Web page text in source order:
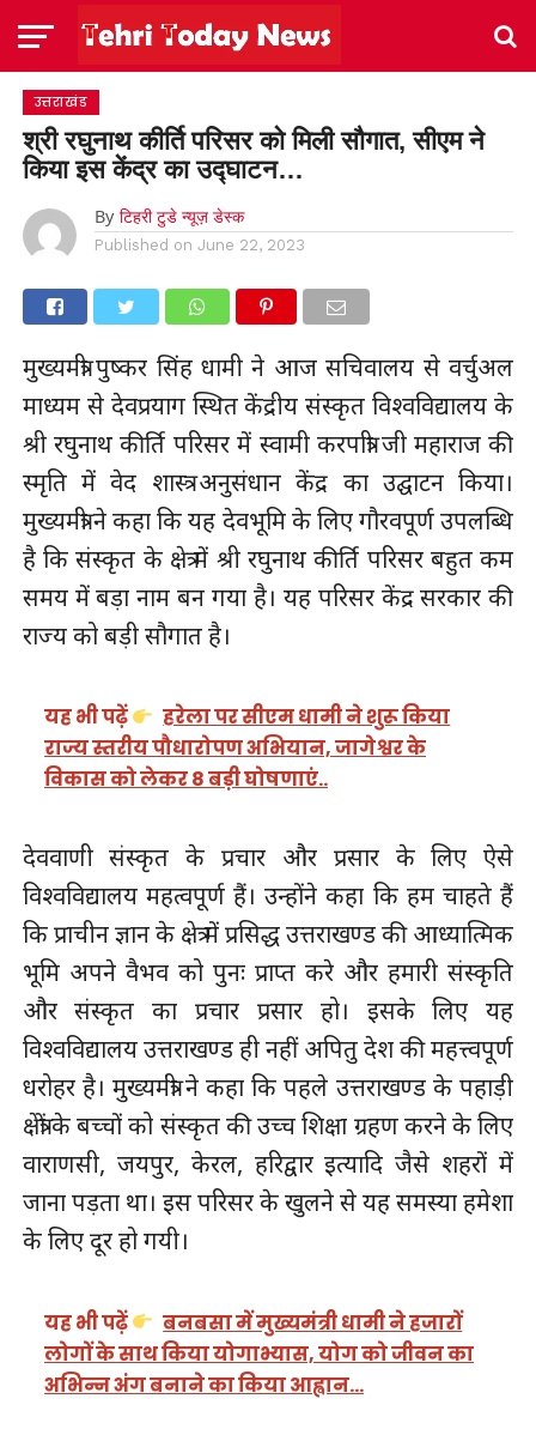
उत्तराखंड
श्री रघुनाथ कीर्ति परिसर को मिली सौगात, सीएम ने
किया इस केंद्र का उद्घाटन…
By टिहरी टुडे न्यूज़ डेस्क
Published on June 22, 2023
मुख्यमंत्री पुष्कर सिंह धामी ने आज सचिवालय से वर्चुअल
माध्यम से देवप्रयाग स्थित केंद्रीय संस्कृत विश्वविद्यालय के
श्री रघुनाथ कीर्ति परिसर में स्वामी करपात्री जी महाराज की
स्मृति में वेद शास्त्र अनुसंधान केंद्र का उद्घाटन किया।
मुख्यमंत्री ने कहा कि यह देवभूमि के लिए गौरवपूर्ण उपलब्धि
है कि संस्कृत के क्षेत्र में श्री रघुनाथ कीर्ति परिसर बहुत कम
समय में बड़ा नाम बन गया है। यह परिसर केंद्र सरकार की
राज्य को बड़ी सौगात है।
यह भी पढ़ें
हरेला पर सीएम धामी ने शुरू किया
राज्य स्तरीय पौधारोपण अभियान, जागेश्वर के
विकास को लेकर 8 बड़ी घोषणाएं..
देववाणी संस्कृत के प्रचार और प्रसार के लिए ऐसे
विश्वविद्यालय महत्वपूर्ण हैं। उन्होंने कहा कि हम चाहते हैं
कि प्राचीन ज्ञान के क्षेत्र में प्रसिद्ध उत्तराखण्ड की आध्यात्मिक
भूमि अपने वैभव को पुनः प्राप्त करे और हमारी संस्कृति
और संस्कृत का प्रचार प्रसार हो। इसके लिए यह
विश्वविद्यालय उत्तराखण्ड ही नहीं अपितु देश की महत्त्वपूर्ण
धरोहर है। मुख्यमंत्री ने कहा कि पहले उत्तराखण्ड के पहाड़ी
क्षेत्रों के बच्चों को संस्कृत की उच्च शिक्षा ग्रहण करने के लिए
वाराणसी, जयपुर, केरल, हरिद्वार इत्यादि जैसे शहरों में
जाना पड़ता था। इस परिसर के खुलने से यह समस्या हमेशा
के लिए दूर हो गयी।
यह भी पढ़ें
बनबसा में मुख्यमंत्री धामी ने हजारों
लोगों के साथ किया योगाभ्यास, योग को जीवन का
अभिन्न अंग बनाने का किया आह्वान…